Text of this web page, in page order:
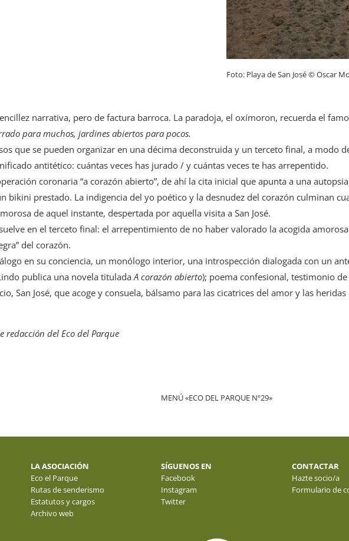
Foto: Playa de San José © Oscar
narrativa, pero de factura barroca. La paradoja, el oxímoron, recuerda el
para muchos, jardines abiertos para pocos.
que se pueden organizar en una décima deconstruida y un terceto final, a modo
antitético: cuántas veces has jurado / y cuántas veces te has arrepentido.
coronaria “a corazón abierto”, de ahí la cita inicial que apunta a una
bikini prestado. La indigencia del yo poético y la desnudez del corazón culminan
de aquel instante, despertada por aquella visita a San José.
en el terceto final: el arrepentimiento de no haber valorado la acogida
del corazón.
en su conciencia, un monólogo interior, una introspección dialogada con un
publica una novela tituladaA corazón abierto); poema confesional, testimonio
San José, que acoge y consuela, bálsamo para las cicatrices del amor y las
redacción del Eco del Parque
MENÚ «ECO DEL PARQUE Nº29»
LA ASOCIACIÓN
Eco el Parque
Rutas de senderismo
Estatutos y cargos
Archivo web
SÍGUENOS EN
Facebook
Instagram
Twitter
CONTACTAR
Hazte socio/a
Formulario de